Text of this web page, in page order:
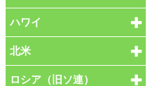
ハワイ
北米
ロシア（旧ソ連）